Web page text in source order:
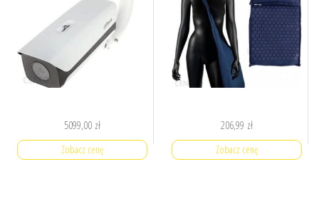
5099,00 zł
Zobacz cenę
206,99 zł
Zobacz cenę